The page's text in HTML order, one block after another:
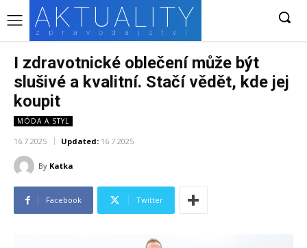
AKTUALITY
zpravodajství
I zdravotnické oblečení může být
slušivé a kvalitní. Stačí vědět, kde jej
koupit
MÓDA A STYL
16.7.2025 Updated: 16.7.2025
By Katka
Facebook Twitter